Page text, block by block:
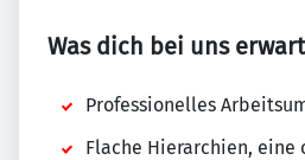
Was dich bei uns
Professionelles
Flache Hierarchien, eine